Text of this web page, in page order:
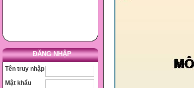
ĐĂNG NHẬP
Tên truy nhập
Mật khẩu